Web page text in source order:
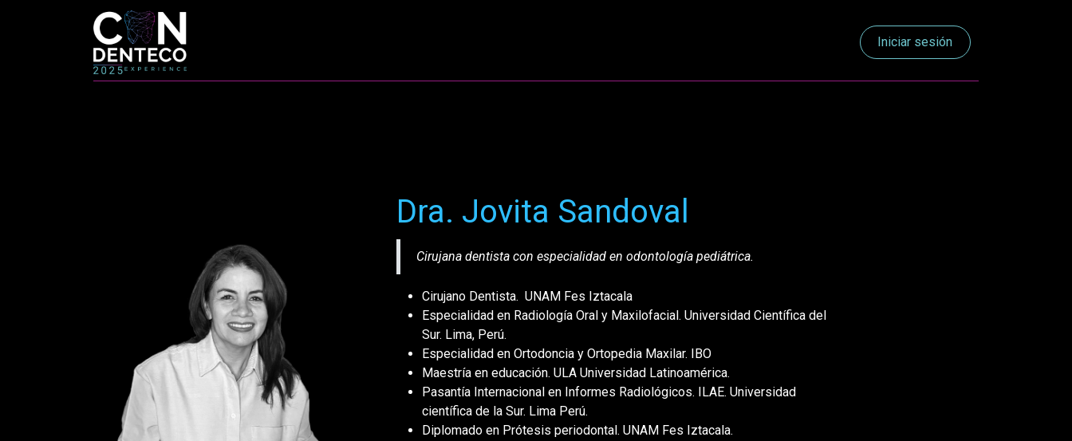
Iniciar sesión
Dra. Jovita Sandoval
Cirujana dentista con especialidad en odontología pediátrica.
Cirujano Dentista. UNAM Fes Iztacala
Especialidad en Radiología Oral y Maxilofacial. Universidad Científica del
Sur. Lima, Perú.
Especialidad en Ortodoncia y Ortopedia Maxilar. IBO
Maestría en educación. ULA Universidad Latinoamérica.
Pasantía Internacional en Informes Radiológicos. ILAE. Universidad
científica de la Sur. Lima Perú.
Diplomado en Prótesis periodontal. UNAM Fes Iztacala.